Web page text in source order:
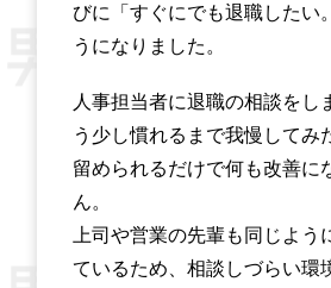
びに「すぐにでも退職したい
うになりました。
人事担当者に退職の相談をし
う少し慣れるまで我慢してみ
留められるだけで何も改善に
ん。
上司や営業の先輩も同じよう
ているため、相談しづらい環